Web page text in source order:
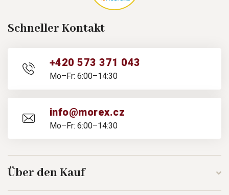
Schneller Kontakt
+420 573 371 043
Mo–Fr: 6:00–14:30
info@morex.cz
Mo–Fr: 6:00–14:30
Über den Kauf